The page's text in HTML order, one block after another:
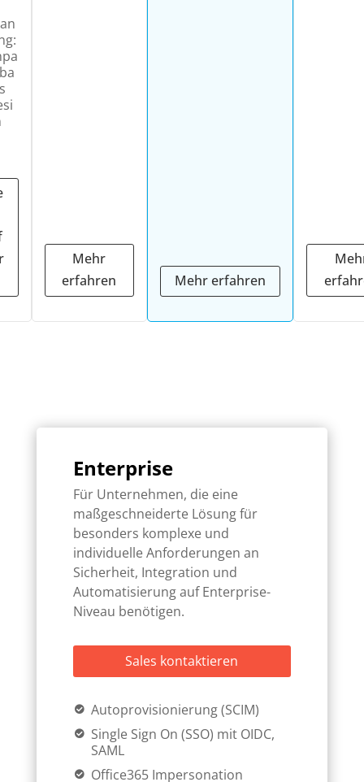
Mehr
erfahren
Mehr erfahren
Enterprise
Für Unternehmen, die eine
maßgeschneiderte Lösung für
besonders komplexe und
individuelle Anforderungen an
Sicherheit, Integration und
Automatisierung auf Enterprise-
Niveau benötigen.
Sales kontaktieren
Autoprovisionierung (SCIM)
Single Sign On (SSO) mit OIDC,
SAML
Office365 Impersonation